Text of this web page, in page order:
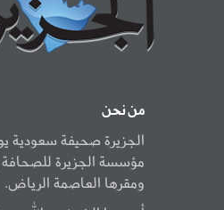
من نحن
الجزيرة صحيفة سعودية
مؤسسة الجزيرة للصحافة
ومقرها العاصمة الرياض.